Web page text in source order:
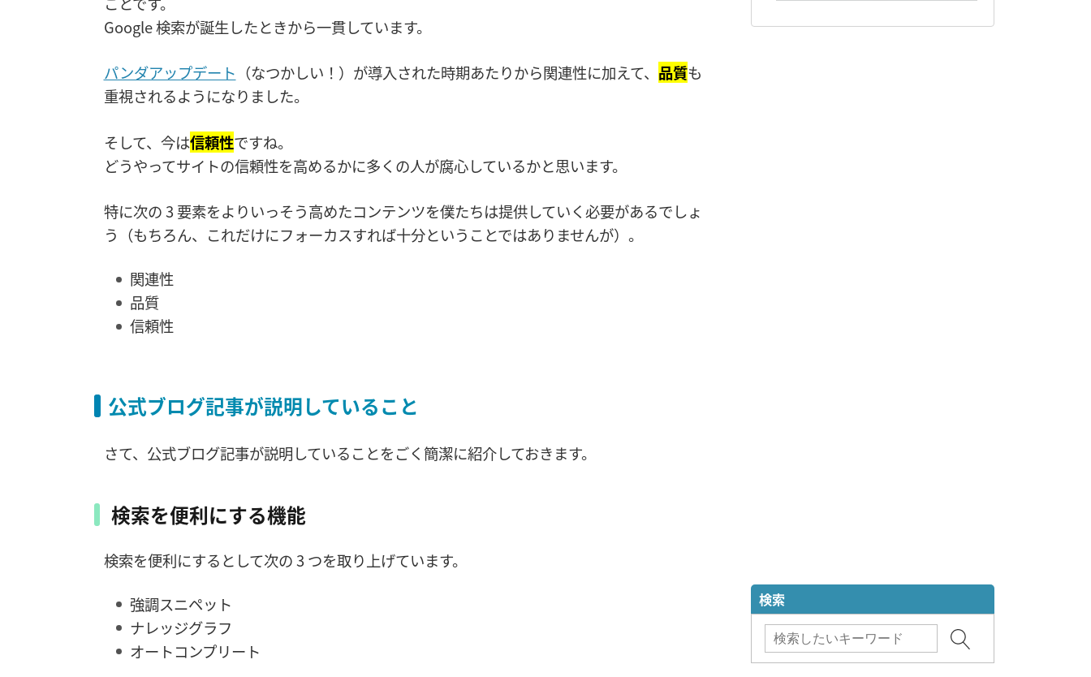
Google 検索が誕生したときから一貫しています。
パンダアップデート （なつかしい！）が導入された時期あたりから関連性に加えて、 品質も
重視されるようになりました。
そして、今は信頼性ですね。
どうやってサイトの信頼性を高めるかに多くの人が腐心しているかと思います。
特に次の 3 要素をよりいっそう高めたコンテンツを僕たちは提供していく必要があるでしょ
う（もちろん、これだけにフォーカスすれば十分ということではありませんが）。
関連性
品質
信頼性
公式ブログ記事が説明していること
さて、公式ブログ記事が説明していることをごく簡潔に紹介しておきます。
検索を便利にする機能
検索を便利にするとして次の 3 つを取り上げています。
強調スニペット
ナレッジグラフ
オートコンプリート
検索